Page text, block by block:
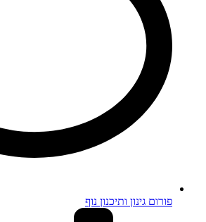
פורום גינון ותיכנון נוף